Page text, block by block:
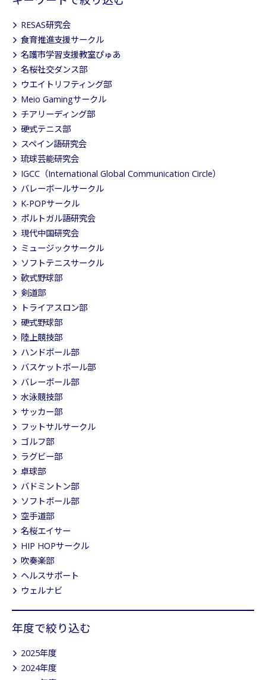
RESAS研究会
食育推進支援サークル
名護市学習支援教室ぴゅあ
名桜社交ダンス部
ウエイトリフティング部
Meio Gamingサークル
チアリーディング部
硬式テニス部
スペイン語研究会
琉球芸能研究会
IGCC（International Global Communication Circle）
バレーボールサークル
K-POPサークル
ポルトガル語研究会
現代中国研究会
ミュージックサークル
ソフトテニスサークル
軟式野球部
剣道部
トライアスロン部
硬式野球部
陸上競技部
ハンドボール部
バスケットボール部
バレーボール部
水泳競技部
サッカー部
フットサルサークル
ゴルフ部
ラグビー部
卓球部
バドミントン部
ソフトボール部
空手道部
名桜エイサー
HIP HOPサークル
吹奏楽部
ヘルスサポート
ウェルナビ
年度で絞り込む
2025年度
2024年度